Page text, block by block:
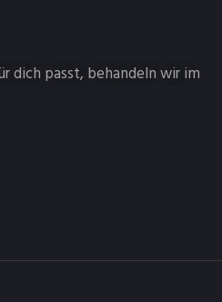
dich passt, behandeln wir im